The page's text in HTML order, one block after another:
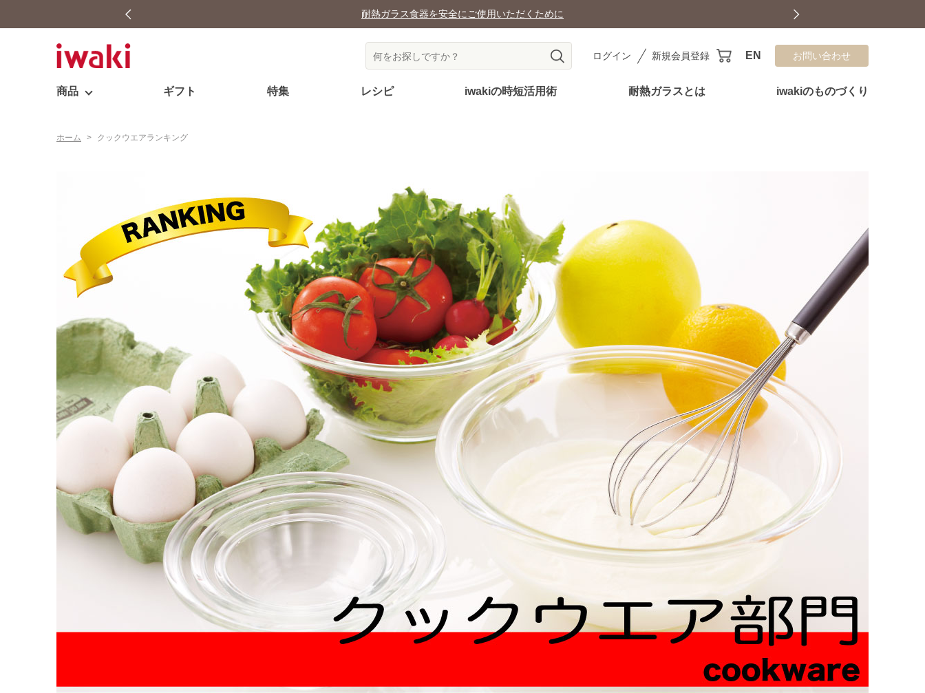
耐熱ガラス食器を安全にご使用いただくために
ログイン 新規会員登録 EN お問い合わせ
商品 ギフト 特集 レシピ iwakiの時短活用術 耐熱ガラスとは iwakiのものづくり
ホーム > クックウエアランキング